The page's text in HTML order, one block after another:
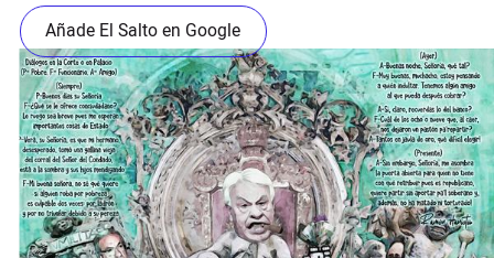
Añade El Salto en Google